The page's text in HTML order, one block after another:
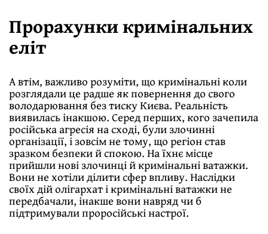
Прорахунки кримінальних
еліт
А втім, важливо розуміти, що кримінальні коли
розглядали це радше як повернення до свого
володарювання без тиску Києва. Реальність
виявилась інакшою. Серед перших, кого зачепила
російська агресія на сході, були злочинні
організації, і зовсім не тому, що регіон став
зразком безпеки й спокою. На їхнє місце
прийшли нові злочинці й кримінальні ватажки.
Вони не хотіли ділити сфер впливу. Наслідки
своїх дій олігархат і кримінальні ватажки не
передбачали, інакше вони навряд чи б
підтримували проросійські настрої.